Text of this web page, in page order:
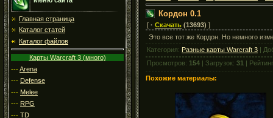
Главная страница
Каталог статей
Каталог файлов
Карты Warcraft 3 (много)
---Arena
--- Defense
--- Melee
--- RPG
--- TD
Кордон 0.1
[ · Скачать (13693) ]
Это все тот же Кордон. Но немного
Категория: Разные карты Warcraft 3 |
Просмотров: 154 | Загрузок: 31 |
Похожие материалы: